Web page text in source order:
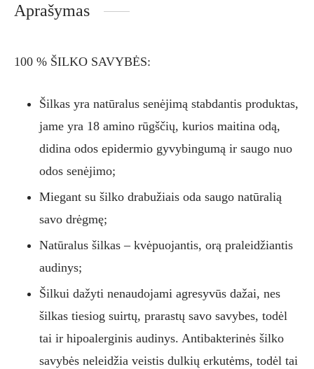
Aprašymas
100 % ŠILKO SAVYBĖS:
Šilkas yra natūralus senėjimą stabdantis produktas,
jame yra 18 amino rūgščių, kurios maitina odą,
didina odos epidermio gyvybingumą ir saugo nuo
odos senėjimo;
Miegant su šilko drabužiais oda saugo natūralią
savo drėgmę;
Natūralus šilkas – kvėpuojantis, orą praleidžiantis
audinys;
Šilkui dažyti nenaudojami agresyvūs dažai, nes
šilkas tiesiog suirtų, prarastų savo savybes, todėl
tai ir hipoalerginis audinys. Antibakterinės šilko
savybės neleidžia veistis dulkių erkutėms, todėl tai